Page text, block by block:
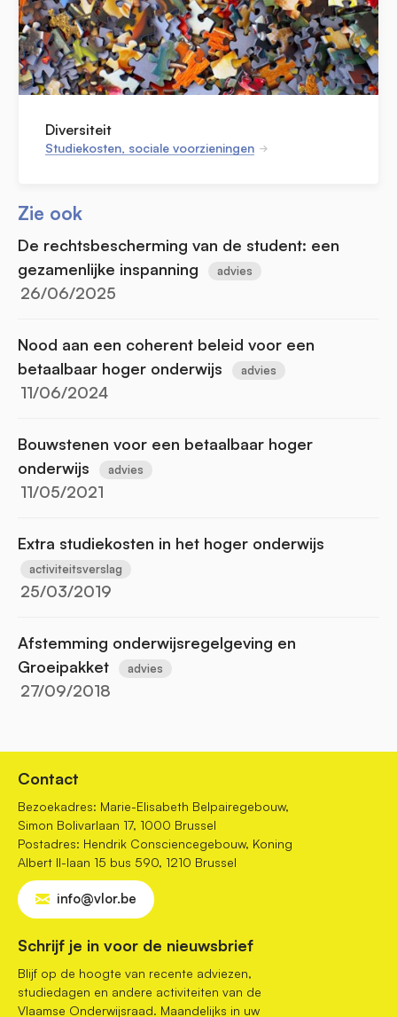
Diversiteit
Studiekosten, sociale voorzieningen
Zie ook
De rechtsbescherming van de student: een
gezamenlijke inspanning
advies
26/06/2025
Nood aan een coherent beleid voor een
betaalbaar hoger onderwijs
advies
11/06/2024
Bouwstenen voor een betaalbaar hoger
onderwijs
advies
11/05/2021
Extra studiekosten in het hoger onderwijs
activiteitsverslag
25/03/2019
Afstemming onderwijsregelgeving en
Groeipakket
advies
27/09/2018
Contact
Bezoekadres: Marie-Elisabeth Belpairegebouw,
Simon Bolivarlaan 17, 1000 Brussel
Postadres: Hendrik Consciencegebouw, Koning
Albert II-laan 15 bus 590, 1210 Brussel
info@vlor.be
Schrijf je in voor de nieuwsbrief
Blijf op de hoogte van recente adviezen,
studiedagen en andere activiteiten van de
Vlaamse Onderwijsraad. Maandelijks in uw